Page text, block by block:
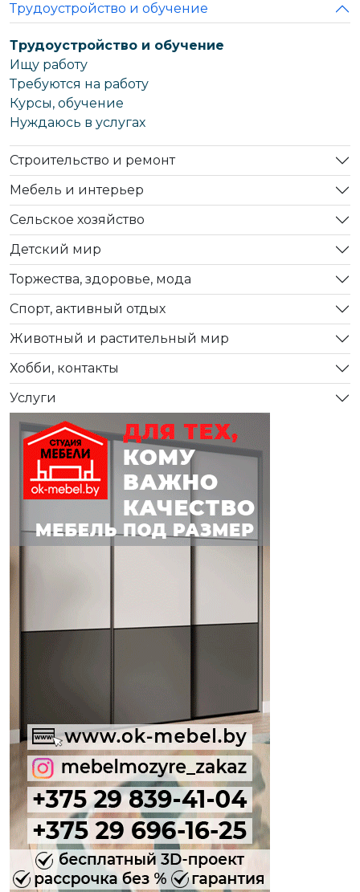
Трудоустройство и обучение
Трудоустройство и обучение
Ищу работу
Требуются на работу
Курсы, обучение
Нуждаюсь в услугах
Строительство и ремонт
Мебель и интерьер
Сельское хозяйство
Детский мир
Торжества, здоровье, мода
Спорт, активный отдых
Животный и растительный мир
Хобби, контакты
Услуги